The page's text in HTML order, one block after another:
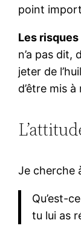
point
Les risques
n’a pas dit,
jeter de
d’être mis à
Je cherche
Qu’est-
tu lui as